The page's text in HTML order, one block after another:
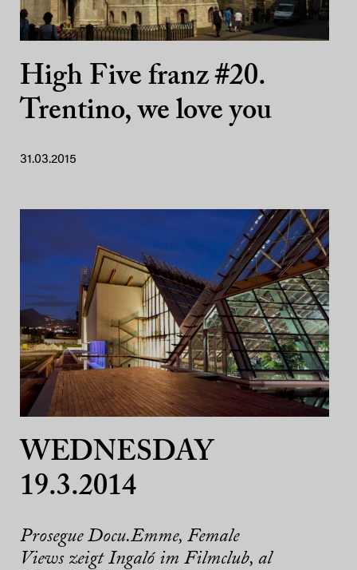
High Five franz #20.
Trentino, we love you
31.03.2015
WEDNESDAY
19.3.2014
Prosegue Docu.Emme, Female
Views zeigt Ingaló im Filmclub, al